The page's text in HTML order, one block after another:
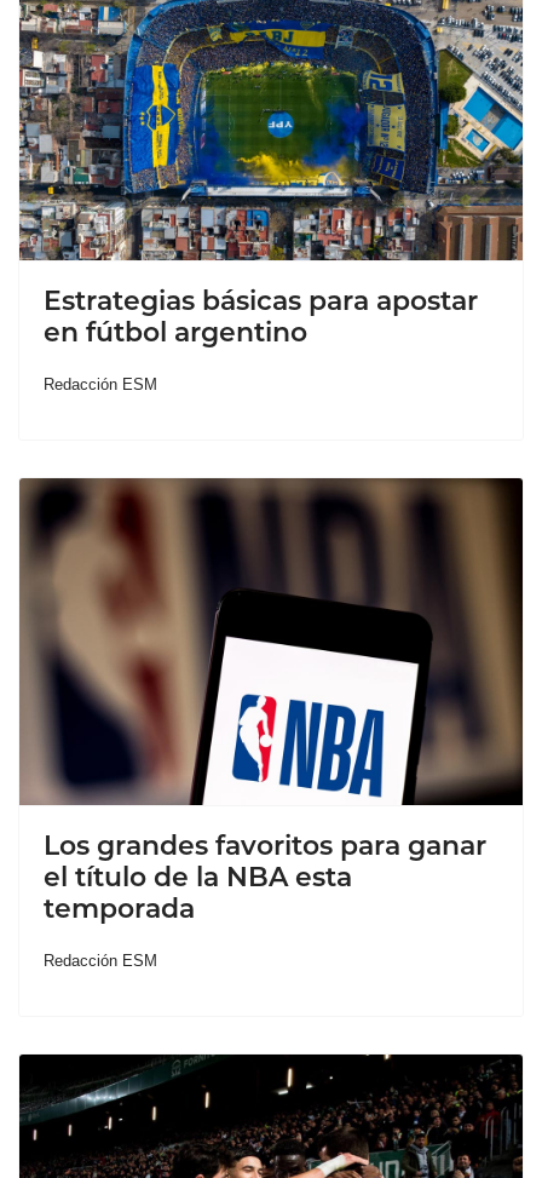
Estrategias básicas para apostar
en fútbol argentino
Redacción ESM
Los grandes favoritos para ganar
el título de la NBA esta
temporada
Redacción ESM